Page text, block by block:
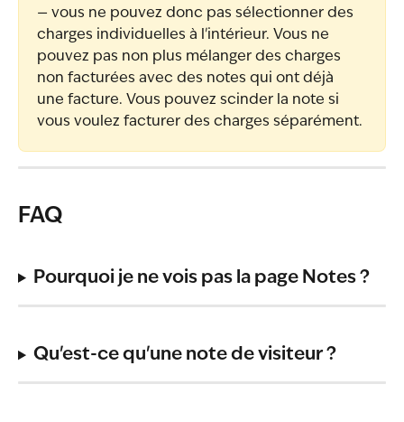
— vous ne pouvez donc pas sélectionner des
charges individuelles à l'intérieur. Vous ne
pouvez pas non plus mélanger des charges
non facturées avec des notes qui ont déjà
une facture. Vous pouvez scinder la note si
vous voulez facturer des charges séparément.
FAQ
Pourquoi je ne vois pas la page Notes ?
Qu'est-ce qu'une note de visiteur ?